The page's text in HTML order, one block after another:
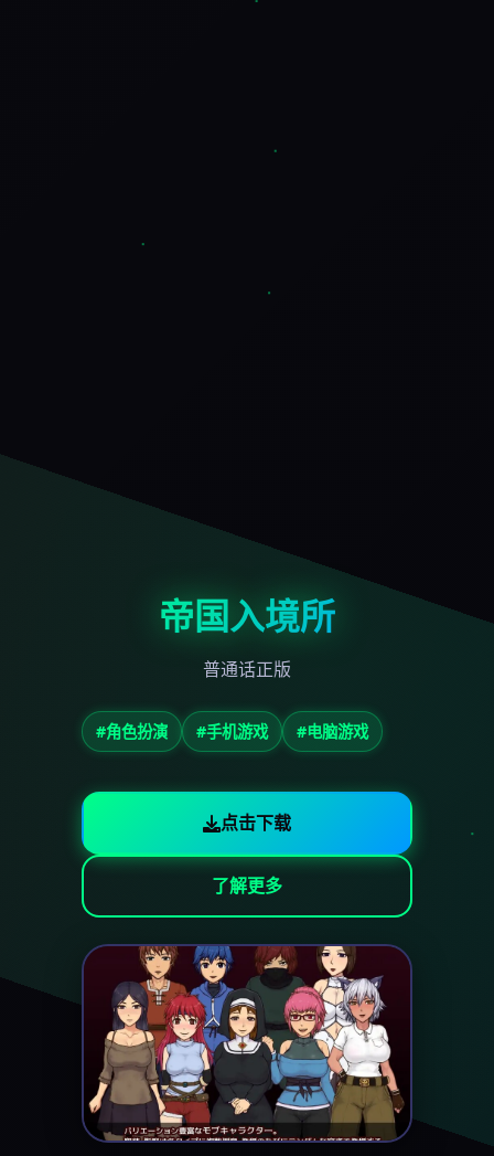
帝国入境所
普通话正版
#角色扮演 #手机游戏 #电脑游戏
点击下载
了解更多